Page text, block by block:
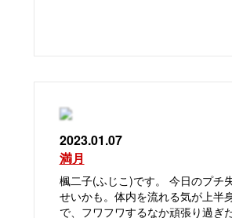
2023.01.07
満月
楓二子(ふじこ)です。 今日のプチ
せいかも。体内を流れる気が上半
で、フワフワするなか頑張り過ぎ